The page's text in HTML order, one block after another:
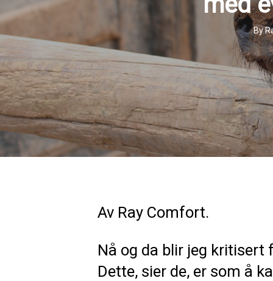
By
Av Ray Comfort.
Nå og da blir jeg kritisert
Dette, sier de, er som å